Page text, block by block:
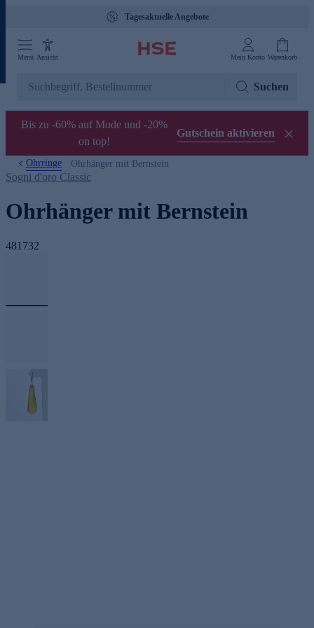
Tagesaktuelle Angebote
Menü Ansicht Mein Konto Warenkorb
Suchen
Bis zu -60% auf Mode und -20%
on top!
Gutschein aktivieren
Ohrringe Ohrhänger mit Bernstein
Sogni d'oro Classic
Ohrhänger mit Bernstein
481732